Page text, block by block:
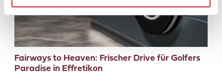
Fairways to Heaven: Frischer Drive für Golfers
Paradise in Effretikon